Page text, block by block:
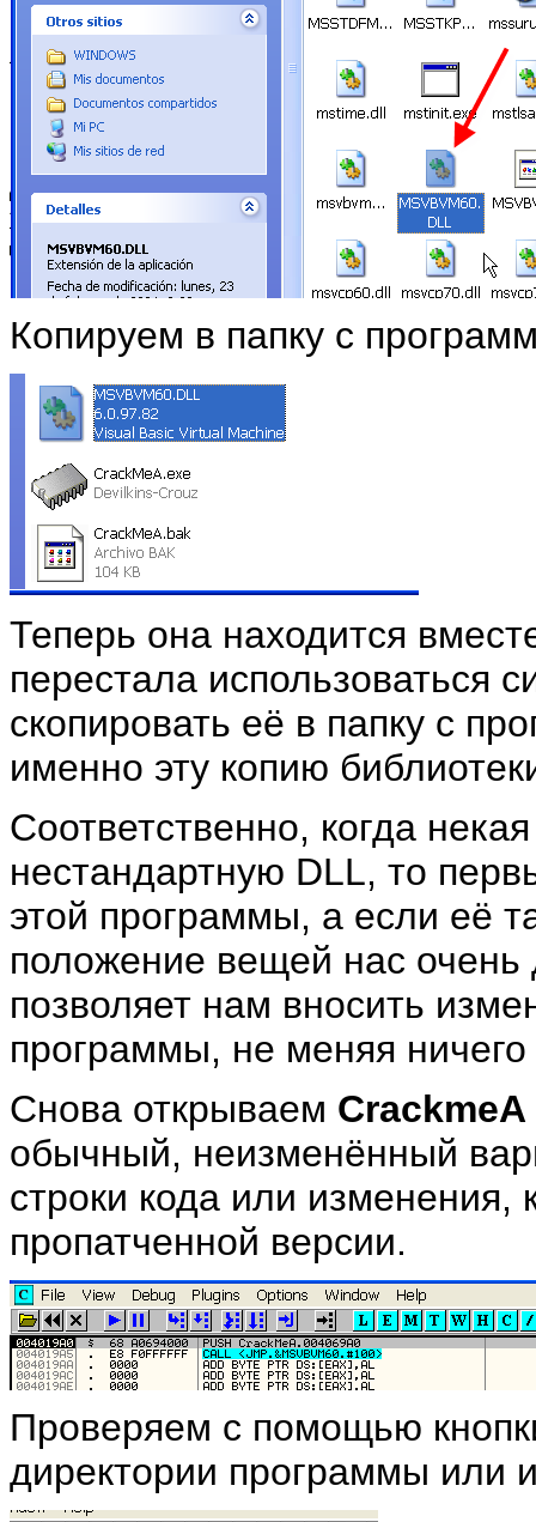
Копируем в папку с
Теперь она находится
перестала использоваться
скопировать её в папку с
именно эту копию
Соответственно, когда
нестандартную DLL, то
этой программы, а если её
положение вещей нас очень
позволяет нам вносить
программы, не меняя ничего
Снова открываем CrackmeA
обычный, неизменённый
строки кода или изменения,
пропатченной версии.
Проверяем с помощью
директории программы или